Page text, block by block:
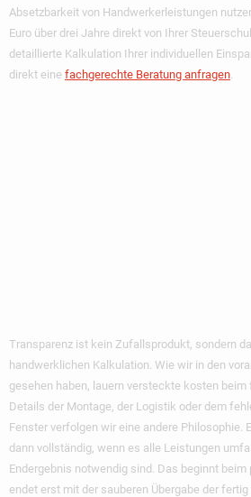
Absetzbarkeit von Handwerkerleistungen
Euro über drei Jahre direkt von Ihrer
detaillierte Kalkulation Ihrer individuellen
direkt eine fachgerechte Beratung anfragen.
Transparenz ist kein Zufallsprodukt, sondern
handwerklichen Kalkulation. Wie wir in den
gesehen haben, lauern versteckte kosten beim
Details der Montage, der Logistik oder dem
Fenster verfolgen wir eine andere Philosophie.
dann vollständig, wenn es alle Leistungen
Endergebnis notwendig sind. Das beginnt
endet erst mit der sauberen Übergabe der